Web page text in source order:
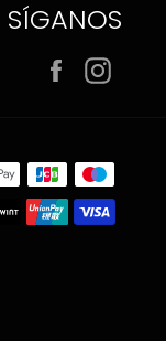
SÍGANOS
Facebook